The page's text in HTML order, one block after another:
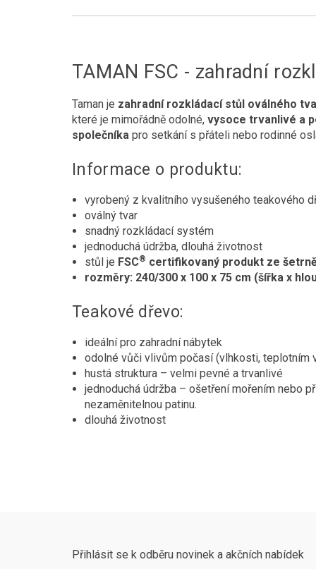
TAMAN FSC - zahradní
Taman je zahradní rozkládací stůl oválného
které je mimořádně odolné, vysoce trvanlivé a
společníka pro setkání s přáteli nebo rodinné
Informace o produktu:
vyrobený z kvalitního vysušeného teakového
oválný tvar
snadný rozkládací systém
jednoduchá údržba, dlouhá životnost
stůl je FSC® certifikovaný produkt ze
rozměry: 240/300 x 100 x 75 cm (šířka x
Teakové dřevo:
ideální pro zahradní nábytek
odolné vůči vlivům počasí (vlhkosti, teplotním
hustá struktura – velmi pevné a trvanlivé
jednoduchá údržba – ošetření mořením nebo
nezaměnitelnou patinu.
dlouhá životnost
Přihlásit se k odběru novinek a akčních nabídek